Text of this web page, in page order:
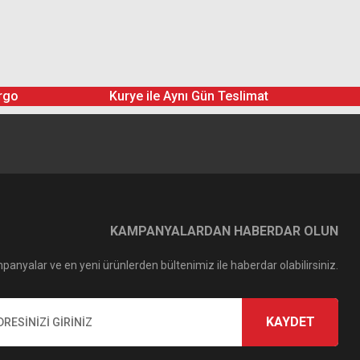
Polarize Filtre
TL
2.106,71 TL
Kurye ile Aynı Gün Teslimat
KAMPANYALARDAN HABERDAR OLUN
ve en yeni ürünlerden bültenimiz ile haberdar olabilirsiniz.
KAYDET